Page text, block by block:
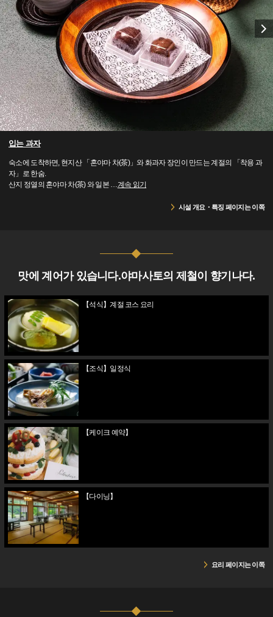
입는 과자
숙소에 도착하면, 현지산 「혼야마 차(茶)」와 화과자 장인이 만드는 계절의 「착용 과
자」로 한숨.
산지 정열의 혼야마 차(茶) 와 일본 …계속 읽기
시설 개요・특징 페이지는 이쪽
맛에 계어가 있습니다.야마사토의 제철이 향기나다.
【석식】계절 코스 요리
【조식】일정식
【케이크 예약】
【다이닝】
요리 페이지는 이쪽